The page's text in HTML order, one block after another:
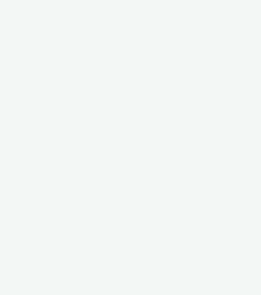
gegen fleckförmige
Arzneimittel-Agentur (EMA) hingegen
(CHMP) der EMA nach einem erneuten